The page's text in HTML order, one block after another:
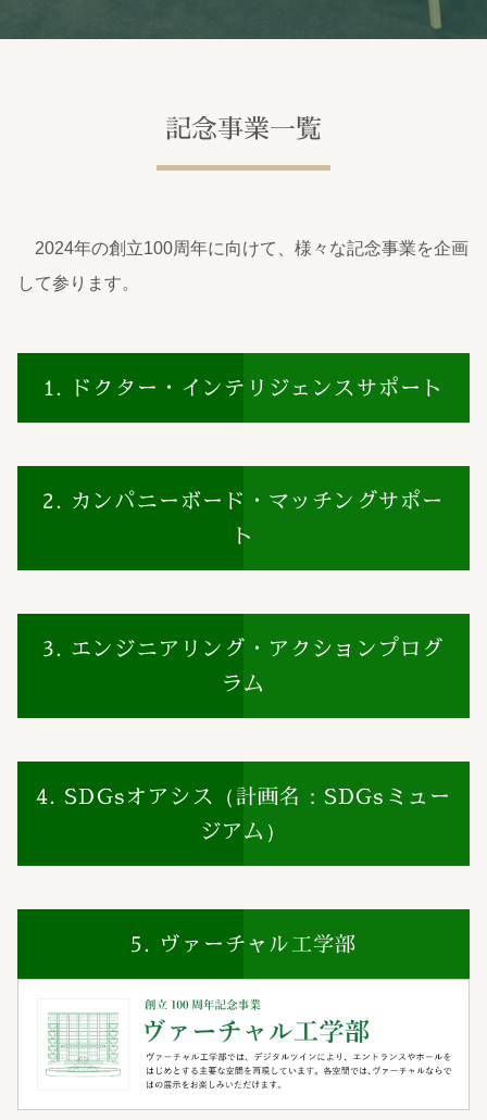
記念事業一覧
2024年の創立100周年に向けて、様々な記念事業を企画
して参ります。
1. ドクター・インテリジェンスサポート
2. カンパニーボード・マッチングサポー
ト
3. エンジニアリング・アクションプログ
ラム
4. SDGsオアシス（計画名：SDGsミュー
ジアム）
5. ヴァーチャル工学部